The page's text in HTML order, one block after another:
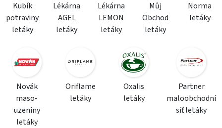
Kubík
potraviny
letáky
Lékárna
AGEL
letáky
Lékárna
LEMON
letáky
Můj
Obchod
letáky
Norma
letáky
Novák
maso-
uzeniny
letáky
Oriflame
letáky
Oxalis
letáky
Partner
maloobchodní
síť letáky